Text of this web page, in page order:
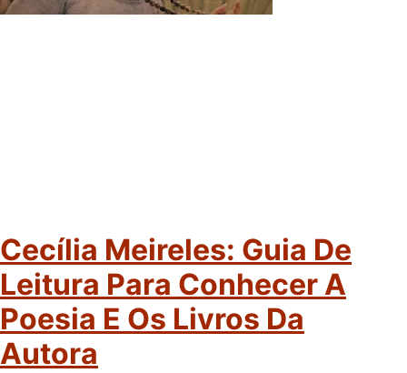
Cecília Meireles: Guia De
Leitura Para Conhecer A
Poesia E Os Livros Da
Autora